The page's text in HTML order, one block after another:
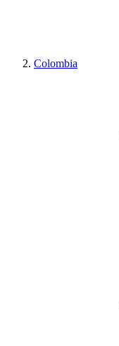
Colombia